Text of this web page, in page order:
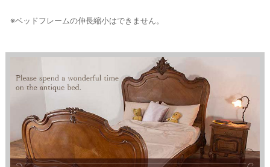
※ベッドフレームの伸長縮小はできません。